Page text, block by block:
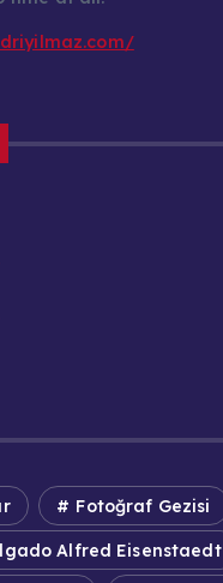
Fotoğraf Gezisi
Alfred Eisenstaedt